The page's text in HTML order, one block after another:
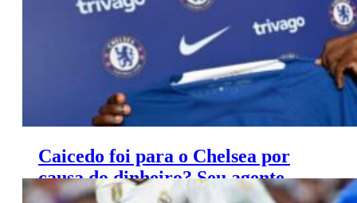
Caicedo foi para o Chelsea por
causa do dinheiro? Seu agente
conta em entrevista